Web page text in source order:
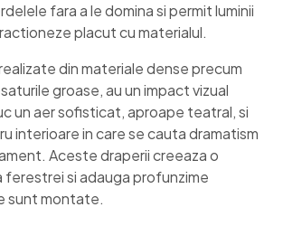
fara a le domina si permit luminii
placut cu materialul.
din materiale dense precum
groase, au un impact vizual
un aer sofisticat, aproape teatral, si
interioare in care se cauta dramatism
Aceste draperii creeaza o
ferestrei si adauga profunzime
sunt montate.